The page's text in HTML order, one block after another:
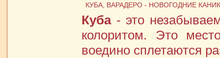
КУБА, ВАРАДЕРО - НОВОГОДНИЕ
Куба- это
колоритом. Это
воедино сплетаются